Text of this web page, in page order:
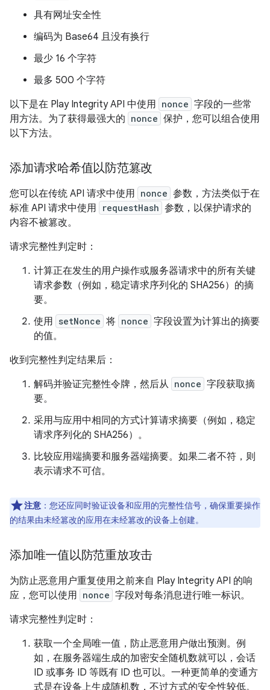
具有网址安全性
编码为 Base64 且没有换行
最少 16 个字符
最多 500 个字符
以下是在 Play Integrity API 中使用 nonce 字段的一些常
用方法。为了获得最强大的 nonce 保护，您可以组合使用
以下方法。
添加请求哈希值以防范篡改
您可以在传统 API 请求中使用 nonce 参数，方法类似于在
标准 API 请求中使用
requestHash 参数，以保护请求的
内容不被篡改。
请求完整性判定时：
计算正在发生的用户操作或服务器请求中的所有关键
请求参数（例如，稳定请求序列化的 SHA256）的摘
要。
使用 setNonce 将 nonce 字段设置为计算出的摘要
的值。
收到完整性判定结果后：
解码并验证完整性令牌，然后从 nonce 字段获取摘
要。
采用与应用中相同的方式计算请求摘要（例如，稳定
请求序列化的 SHA256）。
比较应用端摘要和服务器端摘要。如果二者不符，则
表示请求不可信。
注意 ：您还应同时验证设备和应用的完整性信号，确保重要操作
的结果由未经篡改的应用在未经篡改的设备上创建。
添加唯一值以防范重放攻击
为防止恶意用户重复使用之前来自 Play Integrity API 的响
应，您可以使用 nonce 字段对每条消息进行唯一标识。
请求完整性判定时：
获取一个全局唯一值，防止恶意用户做出预测。例
如，在服务器端生成的加密安全随机数就可以，会话
ID 或事务 ID 等既有 ID 也可以。一种更简单的变通方
式是在设备上生成随机数，不过方式的安全性较低。